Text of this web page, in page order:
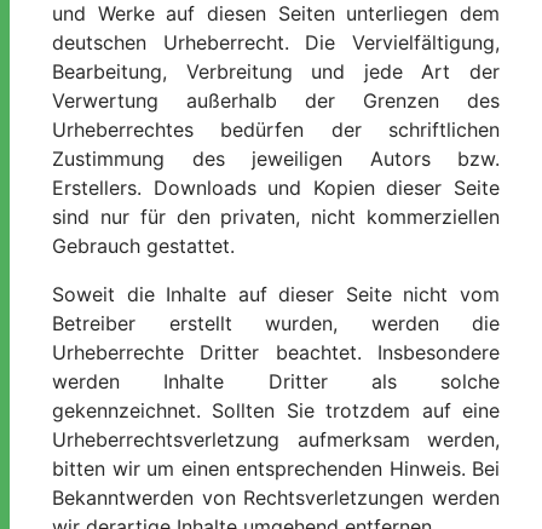
und Werke auf diesen Seiten unterliegen dem
deutschen Urheberrecht. Die Vervielfältigung,
Bearbeitung, Verbreitung und jede Art der
Verwertung außerhalb der Grenzen des
Urheberrechtes bedürfen der schriftlichen
Zustimmung des jeweiligen Autors bzw.
Erstellers. Downloads und Kopien dieser Seite
sind nur für den privaten, nicht kommerziellen
Gebrauch gestattet.
Soweit die Inhalte auf dieser Seite nicht vom
Betreiber erstellt wurden, werden die
Urheberrechte Dritter beachtet. Insbesondere
werden Inhalte Dritter als solche
gekennzeichnet. Sollten Sie trotzdem auf eine
Urheberrechtsverletzung aufmerksam werden,
bitten wir um einen entsprechenden Hinweis. Bei
Bekanntwerden von Rechtsverletzungen werden